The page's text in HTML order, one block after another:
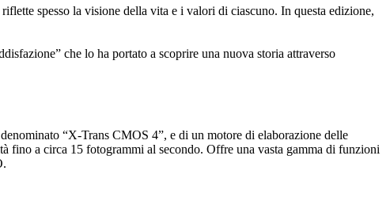
spesso la visione della vita e i valori di ciascuno. In questa edizione,
che lo ha portato a scoprire una nuova storia attraverso
“X-Trans CMOS 4”, e di un motore di elaborazione delle
fino a circa 15 fotogrammi al secondo. Offre una vasta gamma di funzioni